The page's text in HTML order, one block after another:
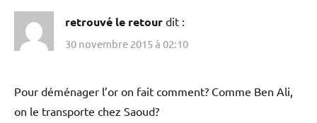
retrouvé le retour dit :
30 novembre 2015 à 02:10
Pour déménager l’or on fait comment? Comme Ben Ali,
on le transporte chez Saoud?